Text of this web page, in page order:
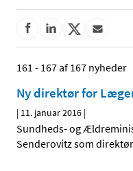
161 - 167 af 167 nyheder
Ny direktør for
| 11. januar 2016 |
Sundheds- og
Senderovitz som